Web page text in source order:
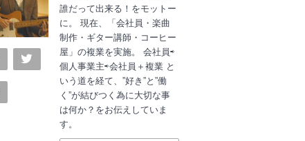
誰だって出来る！をモットー
に。 現在、「会社員・楽曲
制作・ギター講師・コーヒー
屋」の複業を実施。 会社員⇨
個人事業主⇨会社員＋複業 と
いう道を経て、”好き”と”働
く”が結びつく為に大切な事
は何か？をお伝えしていま
す。